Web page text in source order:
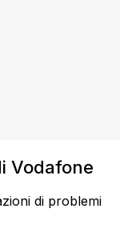
Vodafone
di problemi